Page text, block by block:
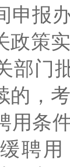
申报
政策
部门
的，
用条
聘